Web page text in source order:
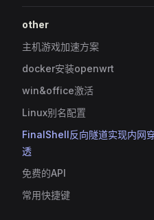
other
主机游戏加速方案
docker安装openwrt
win&office激活
Linux别名配置
FinalShell反向隧道实现内网
透
免费的API
常用快捷键